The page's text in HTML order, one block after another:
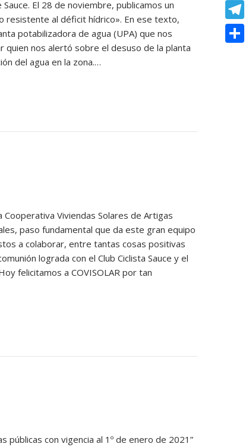
El 28 de noviembre, publicamos un
resistente al déficit hídrico». En ese texto,
potabilizadora de agua (UPA) que nos
quien nos alertó sobre el desuso de la planta
del agua en la zona.…
Viviendas Solares de Artigas
paso fundamental que da este gran equipo
a colaborar, entre tantas cosas positivas
lograda con el Club Ciclista Sauce y el
felicitamos a COVISOLAR por tan
públicas con vigencia al 1º de enero de 2021”
k
e
r
e
r
t
s
s
s
C
o
p
T